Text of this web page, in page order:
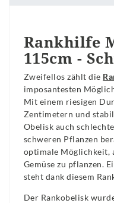
Rankhilfe
115cm -
Zweifellos zählt die
imposantesten
Mit einem riesigen
Zentimetern und
Obelisk auch
schweren Pflanzen
optimale Möglichkeit,
Gemüse zu pflanzen.
steht dank diesem
Der Rankobelisk